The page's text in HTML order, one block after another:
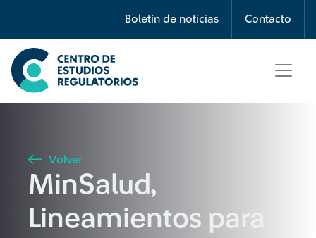
Boletín de noticias Contacto
Búsqueda
Seleccione país
Buscar
Volver
MinSalud,
Lineamientos para